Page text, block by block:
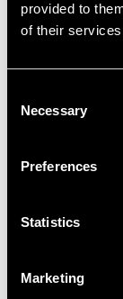
provided to
of their
Selection
Necessary
Preferences
Statistics
Marketing